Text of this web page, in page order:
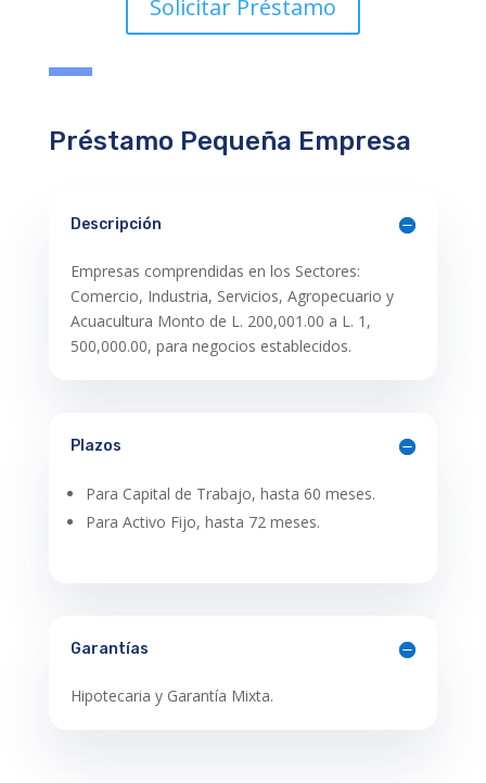
Solicitar Préstamo
Préstamo Pequeña Empresa
Descripción
Empresas comprendidas en los Sectores:
Comercio, Industria, Servicios, Agropecuario y
Acuacultura Monto de L. 200,001.00 a L. 1,
500,000.00, para negocios establecidos.
Plazos
Para Capital de Trabajo, hasta 60 meses.
Para Activo Fijo, hasta 72 meses.
Garantías
Hipotecaria y Garantía Mixta.